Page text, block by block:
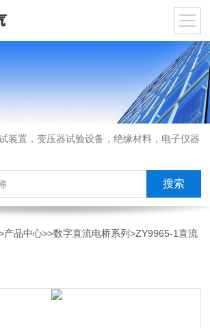
装置，变压器试验设备，绝缘材料，电子仪器
产品中心>>数字直流电桥系列>ZY9965-1直流